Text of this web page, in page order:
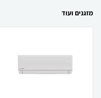
מזגנים ועוד